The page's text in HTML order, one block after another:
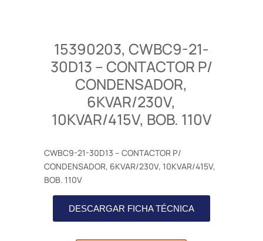
15390203, CWBC9-21-
30D13 – CONTACTOR P/
CONDENSADOR,
6KVAR/230V,
10KVAR/415V, BOB. 110V
CWBC9-21-30D13 – CONTACTOR P/
CONDENSADOR, 6KVAR/230V, 10KVAR/415V,
BOB. 110V
DESCARGAR FICHA TÉCNICA